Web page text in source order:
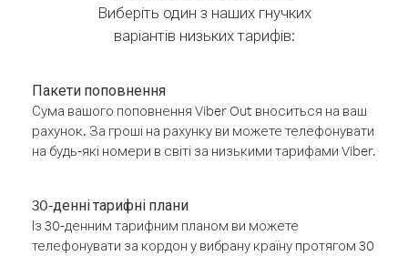
Виберіть один з наших гнучких
варіантів низьких тарифів:
Пакети поповнення
Сума вашого поповнення Viber Out вноситься на ваш
рахунок. За гроші на рахунку ви можете телефонувати
на будь-які номери в світі за низькими тарифами Viber.
30-денні тарифні плани
Із 30-денним тарифним планом ви можете
телефонувати за кордон у вибрану країну протягом 30